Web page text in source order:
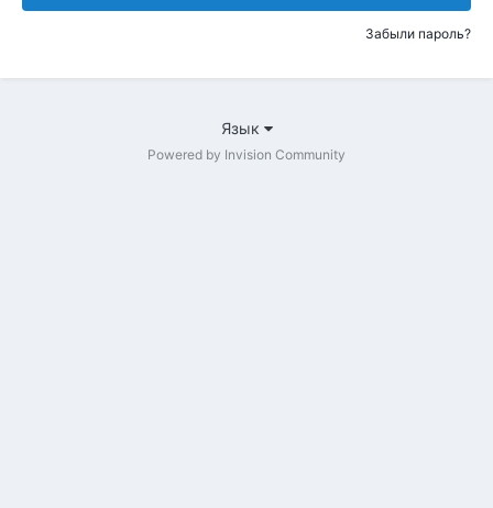
Забыли пароль?
Язык
Powered by Invision Community